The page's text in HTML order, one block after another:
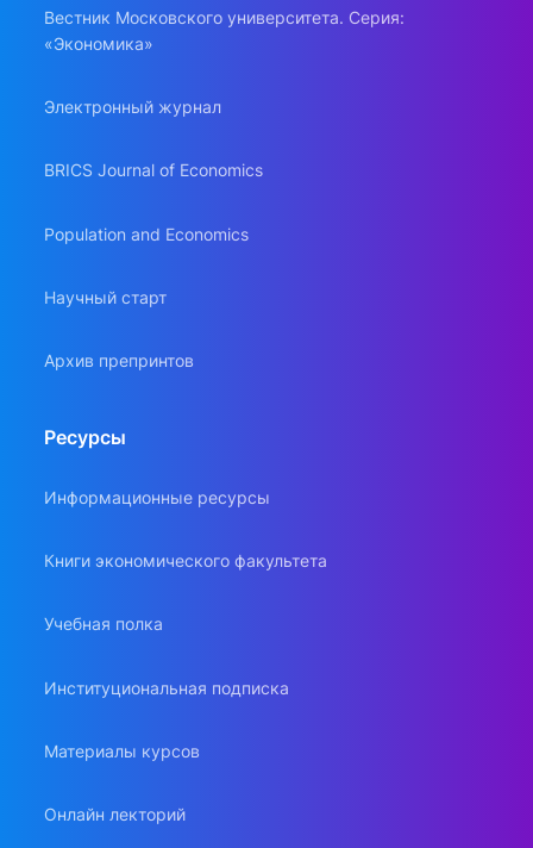
Вестник Московского университета. Серия:
«Экономика»
Электронный журнал
BRICS Journal of Economics
Population and Economics
Научный старт
Архив препринтов
Ресурсы
Информационные ресурсы
Книги экономического факультета
Учебная полка
Институциональная подписка
Материалы курсов
Онлайн лекторий